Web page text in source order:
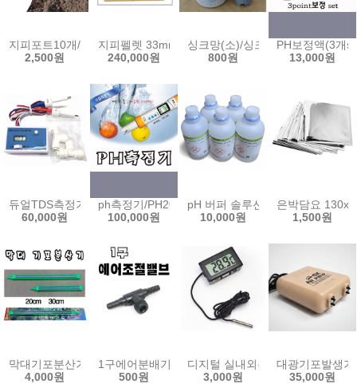
지피포트10개/6x6/8x8/친환경포트/피트모스포트/원형포트/씨앗/모종
2,500원
지피펠렛 33mm(2000개입) 44mm 압축 피트모스
240,000원
싱크망(소)/싱크망(대)/걸음망/싱
800원
PH보정액(3개
13,000원
듀얼TDS측정기/DM-1 수질측정기 정수기 양액농도 측정기 수경 양액
60,000원
ph측정기/PH200/HM디지탈/수질측정기/ph메타/
100,000원
pH 버퍼 솔루션 국산 교정 테스
10,000원
은박담요
1,500원
막대기포분산기/20cm/30cm/45cm/막대에어분산기/기포발생/에어발
4,000원
1구에어분배기/기포분배기/에어분배기/수족관/어항
500원
디지털 실내외온도계 센서분리형
3,000원
대광기포발생
35,000원